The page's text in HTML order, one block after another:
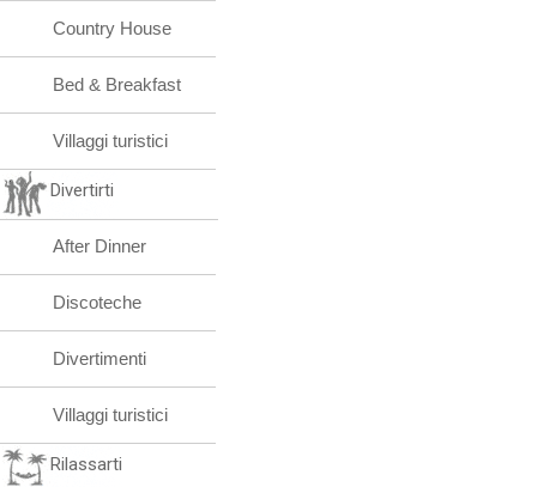
Country House
Bed & Breakfast
Villaggi turistici
Divertirti
After Dinner
Discoteche
Divertimenti
Villaggi turistici
Rilassarti